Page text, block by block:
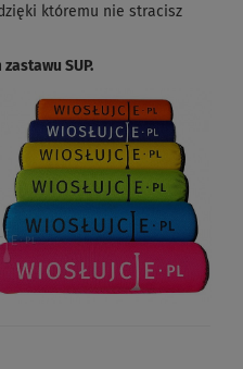
któremu nie stracisz
SUP.